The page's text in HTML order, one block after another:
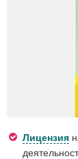
Лицензия